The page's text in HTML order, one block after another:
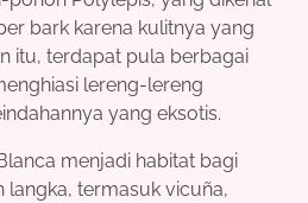
bark karena kulitnya yang
itu, terdapat pula berbagai
lereng-lereng
yang eksotis.
menjadi habitat bagi
langka, termasuk vicuña,